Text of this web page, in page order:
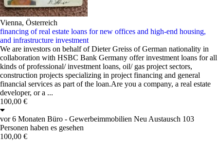
Vienna, Österreich
financing of real estate loans for new offices and high-end housing,
and infrastructure investment
We are investors on behalf of Dieter Greiss of German nationality in
collaboration with HSBC Bank Germany offer investment loans for all
kinds of professional/ investment loans, oil/ gas project sectors,
construction projects specializing in project financing and general
financial services as part of the loan.Are you a company, a real estate
developer, or a ...
100,00 €
vor 6 Monaten Büro - Gewerbeimmobilien Neu Austausch 103
Personen haben es gesehen
100,00 €